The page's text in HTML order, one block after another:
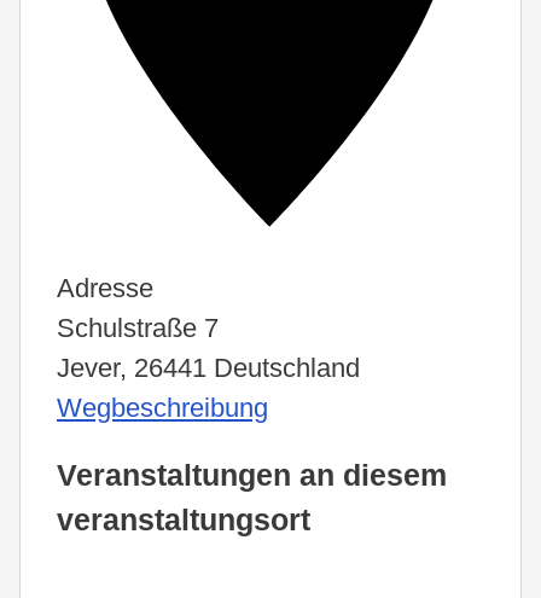
Adresse
Schulstraße 7
Jever, 26441 Deutschland
Wegbeschreibung
Veranstaltungen an diesem
veranstaltungsort